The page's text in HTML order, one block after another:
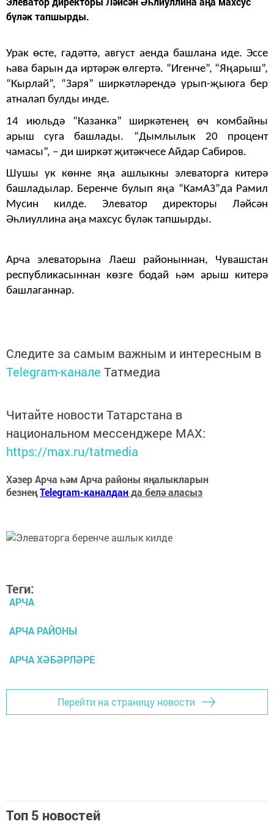
бүләк тапшырды.
Урак өсте, гадәттә, август аенда башлана иде. Эссе
һава барын да иртәрәк өлгертә. “Игенче”, “Яңарыш”,
“Кырлай”, “Заря” ширкәтләрендә урып-җыюга бер
атналап булды инде.
14 июльдә “Казанка” ширкәтенең өч комбайны
арыш суга башлады. “Дымлылык 20 процент
чамасы”, – ди ширкәт җитәкчесе Айдар Сабиров.
Шушы ук көнне яңа ашлыкны элеваторга китерә
башладылар. Беренче булып яңа “КамАЗ”да Рамил
Мусин килде. Элеватор директоры Ләйсән
Әһлиуллина аңа махсус бүләк тапшырды.
Арча элеваторына Лаеш районыннан, Чувашстан
республикасыннан көзге бодай һәм арыш китерә
башлаганнар.
Следите за самым важным и интересным в
Telegram-канале Татмедиа
Читайте новости Татарстана в
национальном мессенджере MАХ:
https://max.ru/tatmedia
Хәзер Арча һәм Арча районы яңалыкларын
безнеңTelegram-каналданда белә аласыз
Теги:
АРЧА
АРЧА РАЙОНЫ
АРЧА ХӘБӘРЛӘРЕ
Перейти на страницу новости
Топ 5 новостей